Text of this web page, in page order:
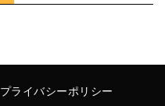
プライバシーポリシー